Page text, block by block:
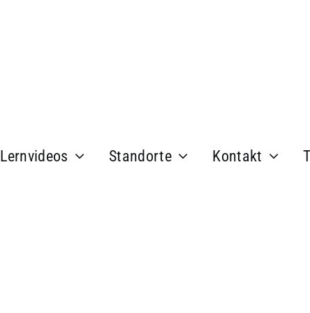
Lernvideos Standorte Kontakt